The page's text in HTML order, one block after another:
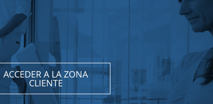
ACCEDER A LA ZONA
CLIENTE